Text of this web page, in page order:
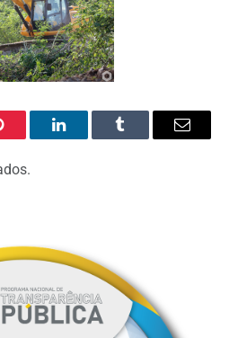
LinkedInTumblr Email